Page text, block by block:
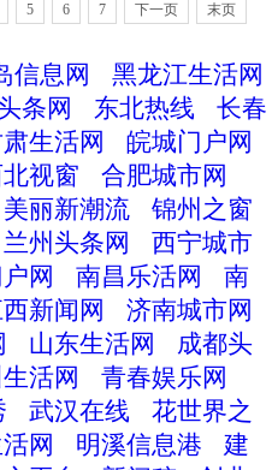
5 6 7 下一页 末页
信息网
黑龙江生活网
条网 东北热线
长春
生活网
皖城门户网
视窗
合肥城市网
美丽新潮流
锦州之窗
兰州头条网
西宁城市
网 南昌乐活网
南
新闻网
济南城市网
山东生活网
成都头
活网
青春娱乐网
武汉在线
花世界之
网 明溪信息港
建